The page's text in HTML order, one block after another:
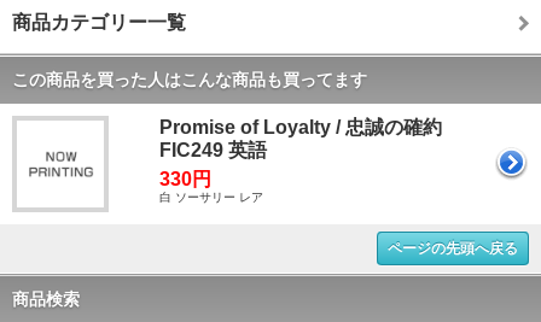
商品カテゴリー一覧
この商品を買った人はこんな商品も買ってます
Promise of Loyalty / 忠誠の確約
FIC249 英語
330円
白 ソーサリー レア
ページの先頭へ戻る
商品検索